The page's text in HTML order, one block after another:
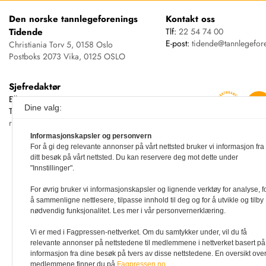
Den norske tannlegeforenings
Tidende
Christiania Torv 5, 0158 Oslo
Postboks 2073 Vika, 0125 OSLO
Kontakt oss
Tlf: 22 54 74 00
E-post:
Sjefredaktør
Ellen Beate Dyvi
Tidende redigeres etter
redaktørplakaten
Dine valg:
Informasjonskapsler og personvern
For å gi deg relevante annonser på vårt nettsted bruker vi informasjon fra
ditt besøk på vårt nettsted. Du kan reservere deg mot dette under
"Innstillinger".
For øvrig bruker vi informasjonskapsler og lignende verktøy for analyse,
å sammenligne nettlesere, tilpasse innhold til deg og for å utvikle og tilby
nødvendig funksjonalitet. Les mer i vår personvernerklæring.
Vi er med i Fagpressen-nettverket. Om du samtykker under, vil du få
relevante annonser på nettstedene til medlemmene i nettverket basert på
informasjon fra dine besøk på tvers av disse nettstedene. En oversikt over
medlemmene finner du på Fagpressen.no.